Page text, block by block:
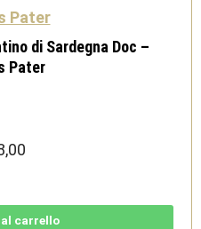
Pater
di Sardegna Doc –
Pater
carrello